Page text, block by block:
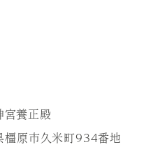
宮養正殿
原市久米町934番地